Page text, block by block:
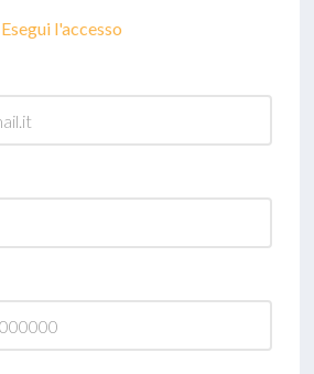
Esegui l'accesso